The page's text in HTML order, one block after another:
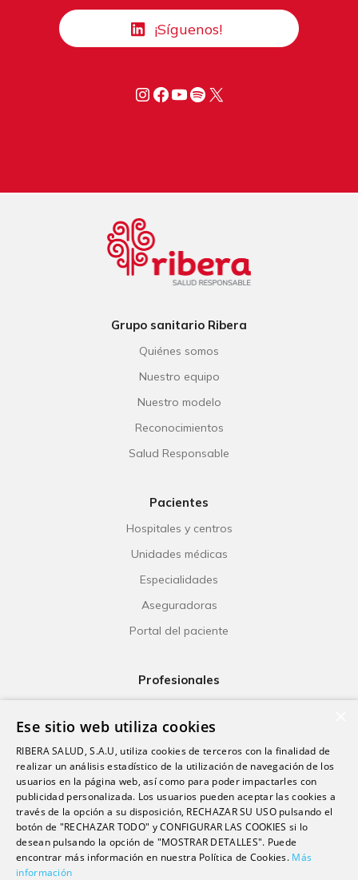
¡Síguenos!
Instagram
Facebook
YouTube
Spotify
X
Grupo sanitario Ribera
Quiénes somos
Nuestro equipo
Nuestro modelo
Reconocimientos
Salud Responsable
Pacientes
Hospitales y centros
Unidades médicas
Especialidades
Aseguradoras
Portal del paciente
Profesionales
Investigación
Formación
Escuela universitaria
Trabaja con nosotros
Contacto
Ese sitio web utiliza cookies
RIBERA SALUD, S.A.U, utiliza cookies de terceros con la finalidad de
realizar un análisis estadístico de la utilización de navegación de los
usuarios en la página web, así como para poder impactarles con
publicidad personalizada. Los usuarios pueden aceptar las cookies a
través de la opción a su disposición, RECHAZAR SU USO pulsando el
botón de "RECHAZAR TODO" y CONFIGURAR LAS COOKIES si lo
desean pulsando la opción de "MOSTRAR DETALLES". Puede
encontrar más información en nuestra Política de Cookies. Más
información